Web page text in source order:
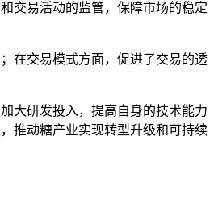
交易活动的监管，保障市场的稳定
在交易模式方面，促进了交易的透
大研发投入，提高自身的技术能力
推动糖产业实现转型升级和可持续